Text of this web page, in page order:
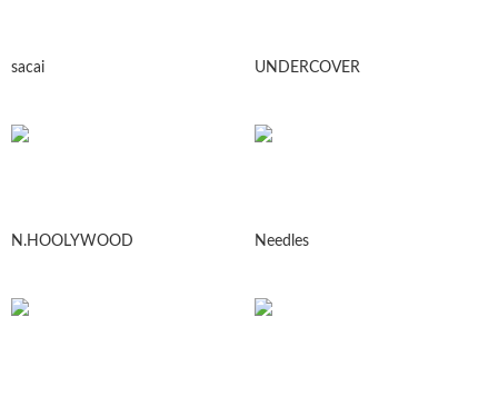
sacai UNDERCOVER
N.HOOLYWOOD Needles